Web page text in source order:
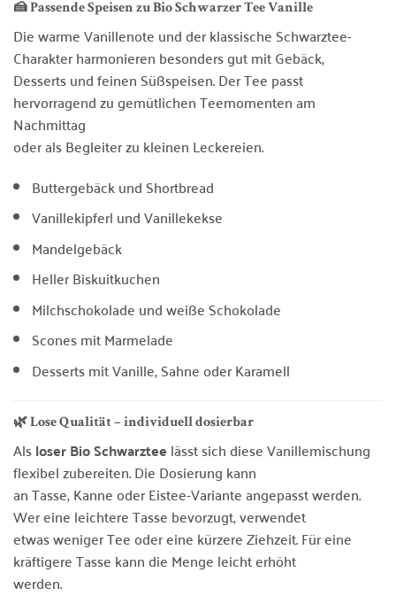
🍰 Passende Speisen zu Bio Schwarzer Tee Vanille
Die warme Vanillenote und der klassische Schwarztee-
Charakter harmonieren besonders gut mit Gebäck,
Desserts und feinen Süßspeisen. Der Tee passt
hervorragend zu gemütlichen Teemomenten am
Nachmittag
oder als Begleiter zu kleinen Leckereien.
Buttergebäck und Shortbread
Vanillekipferl und Vanillekekse
Mandelgebäck
Heller Biskuitkuchen
Milchschokolade und weiße Schokolade
Scones mit Marmelade
Desserts mit Vanille, Sahne oder Karamell
🌿 Lose Qualität – individuell dosierbar
Alsloser Bio Schwarztee lässt sich diese Vanillemischung
flexibel zubereiten. Die Dosierung kann
an Tasse, Kanne oder Eistee-Variante angepasst werden.
Wer eine leichtere Tasse bevorzugt, verwendet
etwas weniger Tee oder eine kürzere Ziehzeit. Für eine
kräftigere Tasse kann die Menge leicht erhöht
werden.